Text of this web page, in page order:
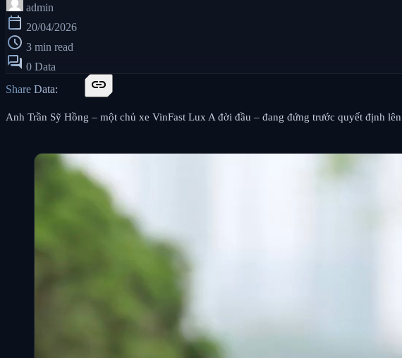
admin
calendar_today 20/04/2026
schedule 3 min read
forum 0 Data
Share Data:
link
Anh Trần Sỹ Hồng – một chủ xe VinFast Lux A đời đầu – đang đứng trước quyết định